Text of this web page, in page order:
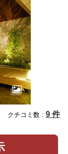
クチコミ数 : 9 件